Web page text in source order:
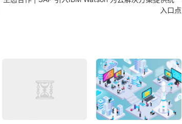
入口点